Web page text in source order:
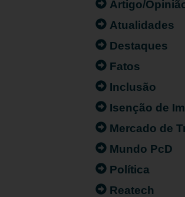
Artigo/
Atualidades
Destaques
Fatos
Inclusão
Isenção de
Mercado de
Mundo PcD
Política
Reatech